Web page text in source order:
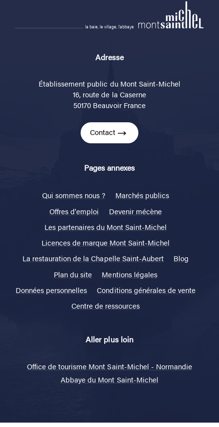
la baie, le village, l'abbaye
Adresse
Établissement public du Mont Saint-Michel
16, route de la Caserne
50170 Beauvoir France
Contact
Pages annexes
Qui sommes nous ?
Marchés publics
Offres d'emploi
Devenir mécène
Les partenaires du Mont Saint-Michel
Licences de marque Mont Saint-Michel
La restauration de la Chapelle Saint-Aubert
Blog
Plan du site
Mentions légales
Données personnelles
Conditions générales de vente
Centre de ressources
Aller plus loin
Office de tourisme Mont Saint-Michel - Normandie
Abbaye du Mont Saint-Michel